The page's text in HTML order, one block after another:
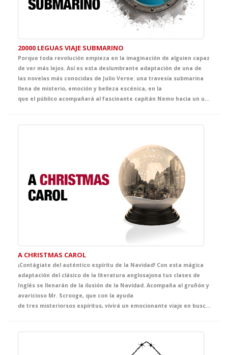
20000 LEGUAS VIAJE SUBMARINO
Porque toda revolución empieza en la imaginación de alguien capaz
de ver más lejos. Así es esta deslumbrante adaptación de una de
las novelas más conocidas de Julio Verne: una travesía submarina
llena de misterio, emoción y belleza escénica, en la
que el público acompañará al fascinante capitán Nemo hacia un universo desconocido. Un espectáculo que celebra el poder de la fantasía como origen de los grandes avances científicos.
A CHRISTMAS CAROL
¡Contágiate del auténtico espíritu de la Navidad! Con esta mágica
adaptación del clásico de la literatura anglosajona tus clases de
Inglés se llenarán de la ilusión de la Navidad. Acompaña al gruñón y
avaricioso Mr. Scrooge, que con la ayuda
de tres misteriorsos espíritus, vivirá un emocionante viaje en busca del auténtico sentido de la Navidad. El clásico más representado de Dickens se convertirá en la propuesta infalible de tus clases de Inglés y, sin duda, en el mejor regalo que no puede faltar en vuestra agenda de actividades navideñas.